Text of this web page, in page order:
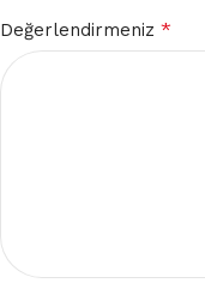
Değerlendirmeniz *